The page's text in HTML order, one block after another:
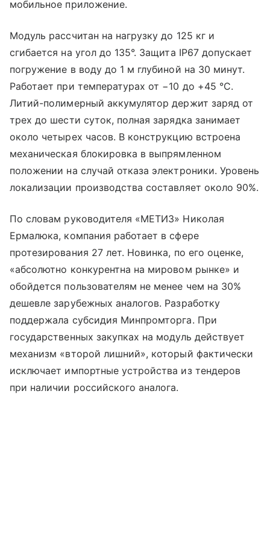
мобильное приложение.
Модуль рассчитан на нагрузку до 125 кг и
сгибается на угол до 135°. Защита IP67 допускает
погружение в воду до 1 м глубиной на 30 минут.
Работает при температурах от −10 до +45 °C.
Литий-полимерный аккумулятор держит заряд от
трех до шести суток, полная зарядка занимает
около четырех часов. В конструкцию встроена
механическая блокировка в выпрямленном
положении на случай отказа электроники. Уровень
локализации производства составляет около 90%.
По словам руководителя «МЕТИЗ» Николая
Ермалюка, компания работает в сфере
протезирования 27 лет. Новинка, по его оценке,
«абсолютно конкурентна на мировом рынке» и
обойдется пользователям не менее чем на 30%
дешевле зарубежных аналогов. Разработку
поддержала субсидия Минпромторга. При
государственных закупках на модуль действует
механизм «второй лишний», который фактически
исключает импортные устройства из тендеров
при наличии российского аналога.